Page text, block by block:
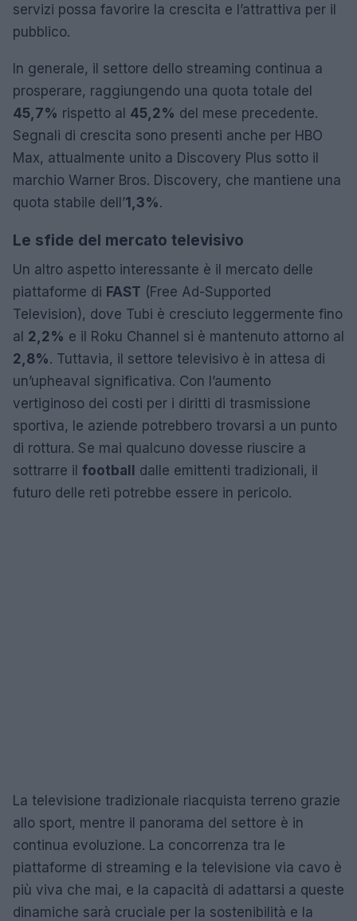
servizi possa favorire la crescita e l’attrattiva per il
pubblico.
In generale, il settore dello streaming continua a
prosperare, raggiungendo una quota totale del
45,7% rispetto al 45,2% del mese precedente.
Segnali di crescita sono presenti anche per HBO
Max, attualmente unito a Discovery Plus sotto il
marchio Warner Bros. Discovery, che mantiene una
quota stabile dell’1,3%.
Le sfide del mercato televisivo
Un altro aspetto interessante è il mercato delle
piattaforme di FAST (Free Ad-Supported
Television), dove Tubi è cresciuto leggermente fino
al 2,2% e il Roku Channel si è mantenuto attorno al
2,8%. Tuttavia, il settore televisivo è in attesa di
un’upheaval significativa. Con l’aumento
vertiginoso dei costi per i diritti di trasmissione
sportiva, le aziende potrebbero trovarsi a un punto
di rottura. Se mai qualcuno dovesse riuscire a
sottrarre il football dalle emittenti tradizionali, il
futuro delle reti potrebbe essere in pericolo.
La televisione tradizionale riacquista terreno grazie
allo sport, mentre il panorama del settore è in
continua evoluzione. La concorrenza tra le
piattaforme di streaming e la televisione via cavo è
più viva che mai, e la capacità di adattarsi a queste
dinamiche sarà cruciale per la sostenibilità e la